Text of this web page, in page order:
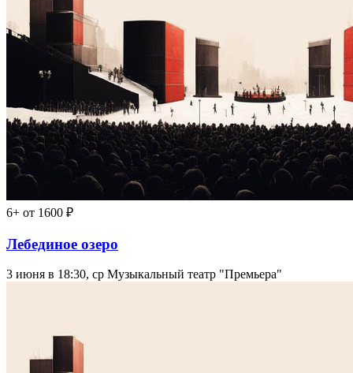
6+ от 1600 ₽
Лебединое озеро
3 июня в 18:30, ср Музыкальный театр "Премьера"